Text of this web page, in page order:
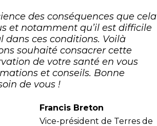
des conséquences que cela
et notamment qu’il est difficile
dans ces conditions. Voilà
souhaité consacrer cette
de votre santé en vous
et conseils. Bonne
de vous !
Francis Breton
Vice-président de Terres de